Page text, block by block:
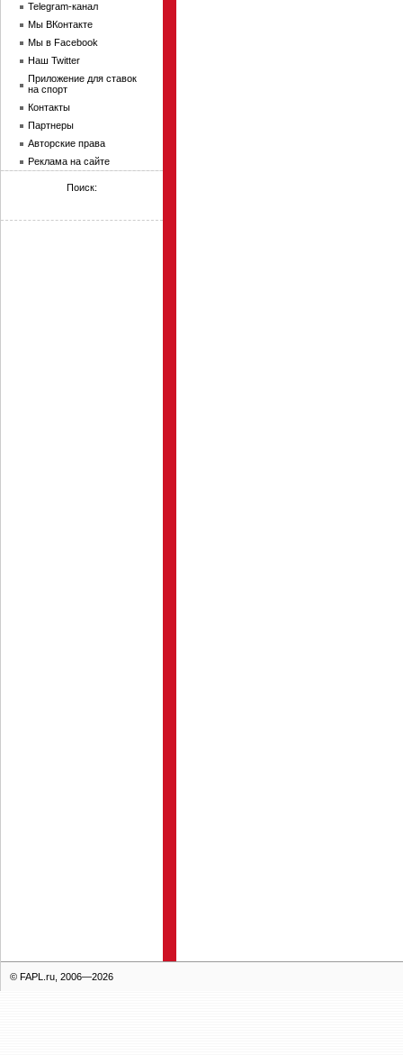
Telegram-канал
Мы ВКонтакте
Мы в Facebook
Наш Twitter
Приложение для ставок
на спорт
Контакты
Партнеры
Авторские права
Реклама на сайте
Поиск:
© FAPL.ru, 2006—2026